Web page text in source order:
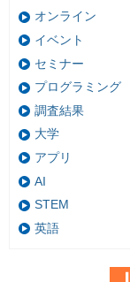
オンライン
イベント
セミナー
プログラミング
調査結果
大学
アプリ
AI
STEM
英語